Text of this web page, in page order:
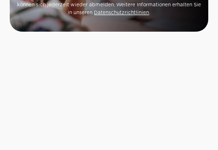
können sich jederzeit wieder abmelden. Weitere Informationen erhalten Sie
in unseren Datenschutzrichtlinien